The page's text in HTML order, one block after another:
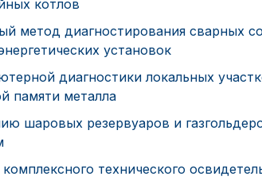
котлов
метод диагностирования сварных
установок
диагностики локальных
памяти металла
шаровых резервуаров и
технического